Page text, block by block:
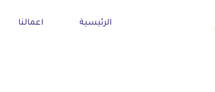
الرئيسية اعمالنا